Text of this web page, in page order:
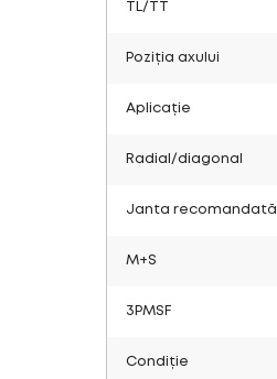
TL/TT
Poziția axului
Aplicație
Radial/diagonal
Janta recomandată
M+S
3PMSF
Condiție